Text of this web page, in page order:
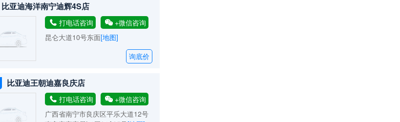
比亚迪海洋南宁迪辉4S店
打电话咨询
+微信咨询
昆仑大道10号东面[地图]
询底价
比亚迪王朝迪嘉良庆店
打电话咨询
+微信咨询
广西省南宁市良庆区平乐大道12号